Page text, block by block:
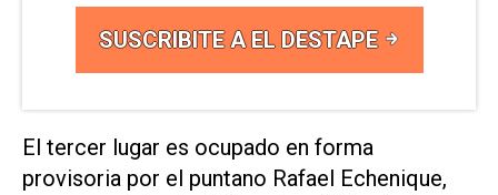
SUSCRIBITE A EL DESTAPE
El tercer lugar es ocupado en forma
provisoria por el puntano Rafael Echenique,